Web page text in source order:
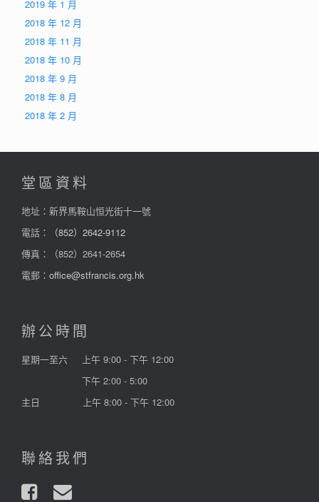
2019 年 1 月
2018 年 12 月
2018 年 11 月
2018 年 10 月
2018 年 9 月
2018 年 8 月
2018 年 2 月
堂區資料
地址：新界馬鞍山恒光街十一號
電話：
（852）2642-9112
傳真：（852）2641-2654
電郵： office@stfrancis.org.hk
辦公時間
星期一至六
上午 9:00 - 下午 12:00
下午 2:00 - 5:00
主日
上午 8:00 - 下午 12:00
聯絡我們